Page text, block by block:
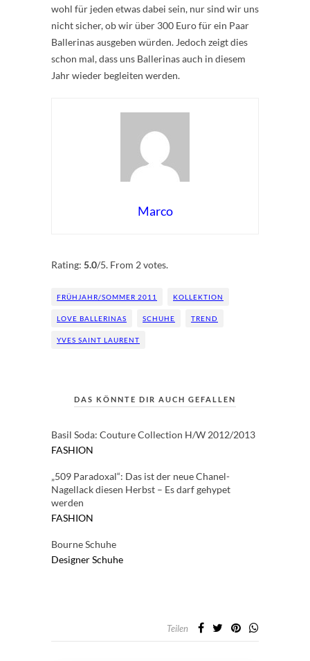
wohl für jeden etwas dabei sein, nur sind wir uns
nicht sicher, ob wir über 300 Euro für ein Paar
Ballerinas ausgeben würden. Jedoch zeigt dies
schon mal, dass uns Ballerinas auch in diesem
Jahr wieder begleiten werden.
Marco
Rating: 5.0/5. From 2 votes.
FRÜHJAHR/SOMMER 2011 KOLLEKTION
LOVE BALLERINAS SCHUHE TREND
YVES SAINT LAURENT
DAS KÖNNTE DIR AUCH GEFALLEN
Basil Soda: Couture Collection H/W 2012/2013
FASHION
„509 Paradoxal“: Das ist der neue Chanel-
Nagellack diesen Herbst – Es darf gehypet
werden
FASHION
Bourne Schuhe
DesignerSchuhe
Teilen